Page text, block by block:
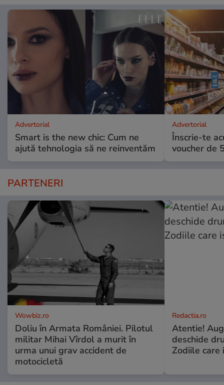
Advertorial
Smart is the new chic: Cum ne
ajută tehnologia să ne reinventăm
Advertorial
Înscrie-te
voucher de
PARTENERI
Wowbiz.ro
Doliu în Armata României. Pilotul
militar Mihai Vîrdol a murit în
urma unui grav accident de
motocicletă
Redactia.ro
Atentie!
deschide
Zodiile care